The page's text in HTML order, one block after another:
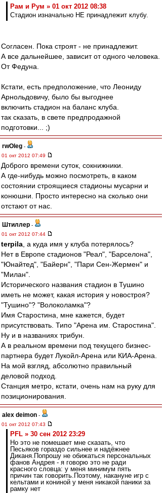
Рам и Рум » 01 окт 2012 08:38
Стадион изначально НЕ принадлежит клубу.
Согласен. Пока строят - не принадлежит.
А все дальнейшее, зависит от одного человека.
От Федуна.
Кстати, есть предположение, что Леониду
Арнольдовичу, было бы выгоднее
включить стадион на баланс клуба.
так сказать, в свете предпродажной
подготовки... ;)
rwOleg -
01 окт 2012 07:49
Доброго времени суток, сокнижники.
А где-нибудь можно посмотреть, в каком
состоянии строящиеся стадионы мусарни и
конюшни. Просто интересно на сколько они
отстают от нас.
Штиллер -
01 окт 2012 07:44
terpila , а куда имя у клуба потерялось?
Нет в Европе стадионов "Реал", "Барселона",
"Юнайтед", "Байерн", "Пари Сен-Жермен" и
"Милан".
Исторического названия стадион в Тушино
иметь не может, какая история у новостроя?
"Тушино"? "Волоколамка"?
Имя Старостина, мне кажется, будет
присутствовать. Типо "Арена им. Старостина".
Ну и в названиях трибун.
А в реальном времени под текущего бизнес-
партнера будет Лукойл-Арена или КИА-Арена.
На мой взгляд, абсолютно правильный
деловой подход.
Станция метро, кстати, очень нам на руку для
позиционирования.
alex deimon -
01 окт 2012 07:43
PFL » 30 сен 2012 23:29
Но это не помешает мне сказать, что
Песьяков гораздо сильнее и надёжнее
Диканя.Попрошу не обижаться персональных
фанов Андрея - я говорю это не ради
красного словца: у меня минимум пять
причин так говорить.Поэтому, накануне игр с
кельтами и кониной у меня никакой паники за
рамку нет